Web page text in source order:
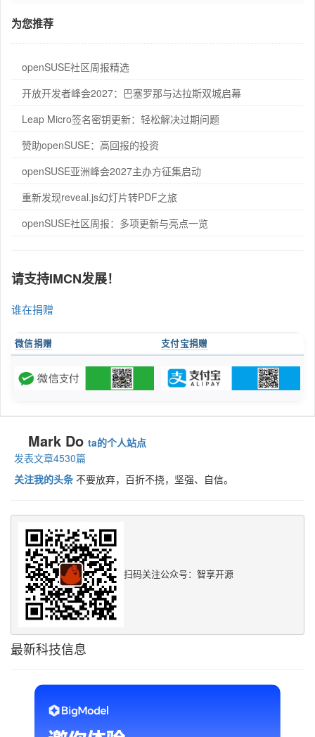
为您推荐
openSUSE社区周报精选
开放开发者峰会2027：巴塞罗那与达拉斯双城启幕
Leap Micro签名密钥更新：轻松解决过期问题
赞助openSUSE：高回报的投资
openSUSE亚洲峰会2027主办方征集启动
重新发现reveal.js幻灯片转PDF之旅
openSUSE社区周报：多项更新与亮点一览
请支持IMCN发展！
谁在捐赠
微信捐赠 支付宝捐赠
Mark Do ta的个人站点
发表文章4530篇
关注我的头条 不要放弃，百折不挠，坚强、自信。
扫码关注公众号：智享开源
最新科技信息